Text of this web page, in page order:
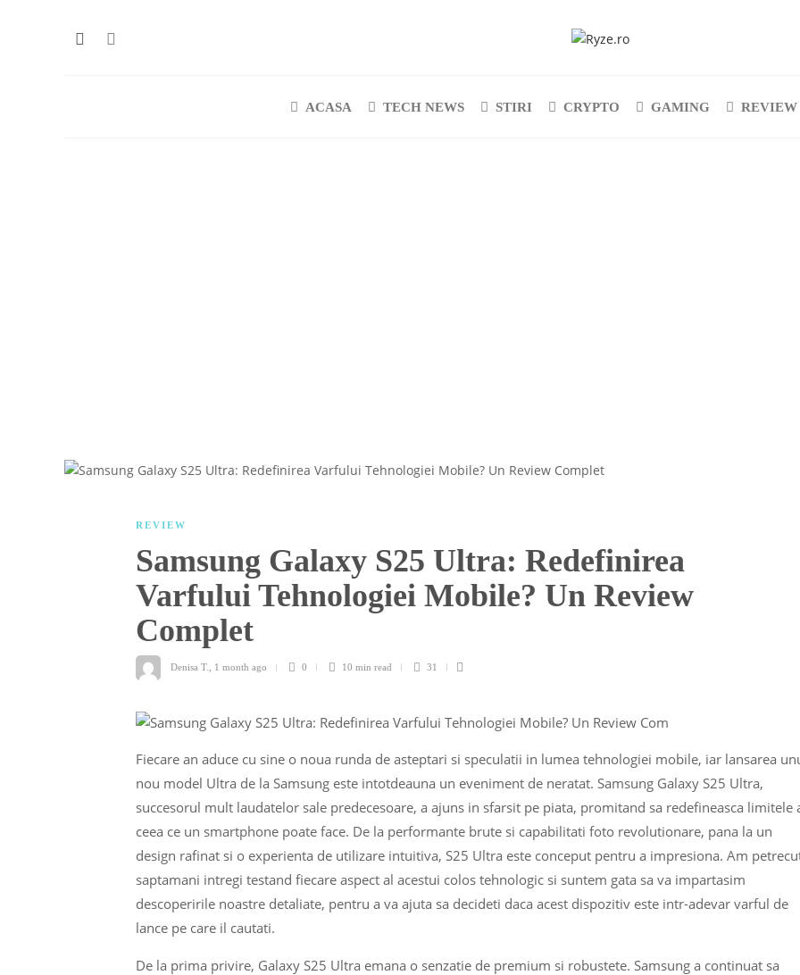
ACASA TECH NEWS STIRI CRYPTO GAMING REVIEW
REVIEW
Samsung Galaxy S25 Ultra: Redefinirea
Varfului Tehnologiei Mobile? Un Review
Complet
Denisa T. 1 month ago 0 10 min read 31
Fiecare an aduce cu sine o noua runda de asteptari si speculatii in lumea tehnologiei mobile, iar lansarea
nou model Ultra de la Samsung este intotdeauna un eveniment de neratat. Samsung Galaxy S25 Ultra,
succesorul mult laudatelor sale predecesoare, a ajuns in sfarsit pe piata, promitand sa redefineasca limitele
ceea ce un smartphone poate face. De la performante brute si capabilitati foto revolutionare, pana la un
design rafinat si o experienta de utilizare intuitiva, S25 Ultra este conceput pentru a impresiona. Am
saptamani intregi testand fiecare aspect al acestui colos tehnologic si suntem gata sa va impartasim
descoperirile noastre detaliate, pentru a va ajuta sa decideti daca acest dispozitiv este intr-adevar varful de
lance pe care il cautati.
De la prima privire, Galaxy S25 Ultra emana o senzatie de premium si robustete. Samsung a continuat sa